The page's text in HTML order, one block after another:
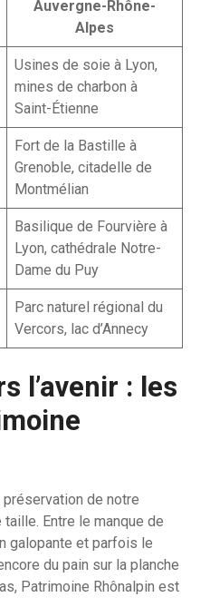
Auvergne-Rhône-
Alpes
Usines de soie à Lyon,
mines de charbon à
Saint-Étienne
Fort de la Bastille à
Grenoble, citadelle de
Montmélian
Basilique de Fourvière à
Lyon, cathédrale Notre-
Dame du Puy
Parc naturel régional du
Vercors, lac d’Annecy
l’avenir : les
de notre
Entre le manque de
galopante et parfois le
du pain sur la planche
Patrimoine Rhônalpin est